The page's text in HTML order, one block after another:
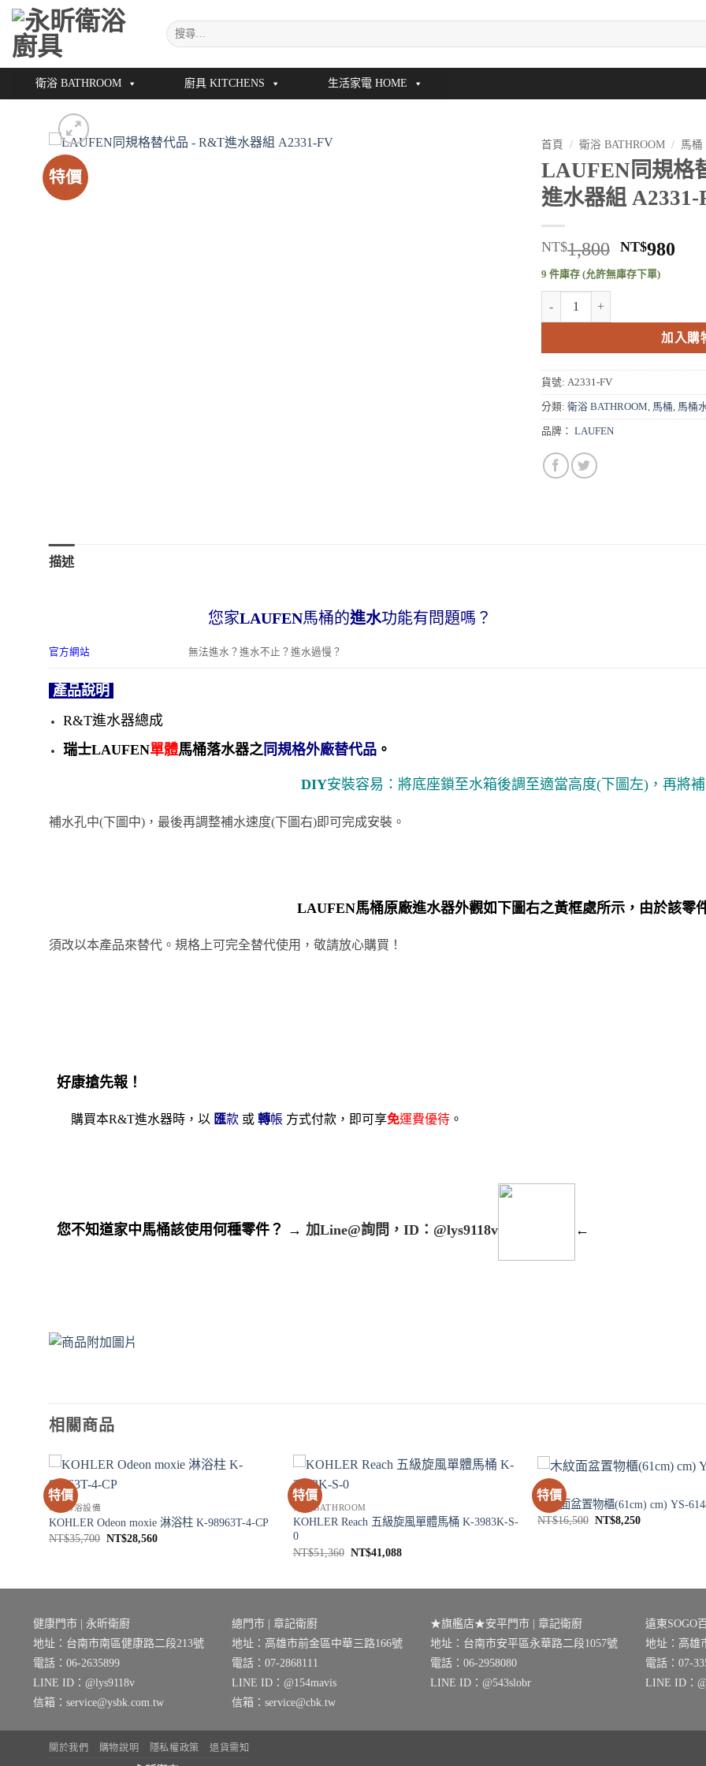
Skip
content
搜
尋
衛浴 BATHROOM 廚具 KITCHENS 生活家電 HOME
特價
首頁 / 衛浴 BATHROOM / 馬桶
LAUFEN同規格
進水器組 A2331-
NT$1,800 原
始
價
NT$1,800
NT$980
9 件庫存 (允許無庫存下單)
加入購
貨號: A2331-FV
分類: 衛浴 BATHROOM 馬桶 馬桶
品牌： LAUFEN
描述
官方網站
您家LAUFEN馬桶的進水功能有問題嗎？
無法進水？進水不止？進水過慢？
產品說明
R&T進水器總成
瑞士LAUFEN單體馬桶落水器之同規格外廠替代品 。
DIY安裝容易：將底座鎖至水箱後調至適當高度(下圖左)，再將
補水孔中(下圖中)，最後再調整補水速度(下圖右)即可完成安裝。
LAUFEN馬桶原廠進水器外觀如下圖右之黃框處所示，由於該零
須改以本產品來替代。規格上可完全替代使用，敬請放心購買！
好康搶先報！
購買本R&T進水器時，以 匯款 或 轉帳 方式付款， 即可享免運費優待 。
您不知道家中馬桶該使用何種零件？ → 加Line@詢問，ID：@lys9118v ←
相關商品
特價
SPA淋浴設備
KOHLER Odeon moxie 淋浴柱 K-98963T-4-CP
NT$35,700 原
NT$28,560目
特價
衛浴 BATHROOM
KOHLER Reach 五級旋風單體馬桶 K-3983K-S-
0
NT$51,360 原
NT$41,088目
特價
浴櫃
木紋面盆置物櫃(61cm) cm) YS-
NT$16,500 原
NT$8,250目
健康門市 | 永昕衛廚
地址：台南市南區健康路二段213號
電話：06-2635899
LINE ID：@lys9118v
信箱：service@ysbk.com.tw
總門市 | 章記衛廚
地址：高雄市前金區中華三路166號
電話：07-2868111
LINE ID：@154mavis
信箱：service@cbk.tw
★旗艦店★安平門市 | 章記衛廚
地址：台南市安平區永華路二段1057號
電話：06-2958080
LINE ID：@543slobr
遠東SOGO
地址：高雄
電話：07-
LINE ID：
關於我們 購物說明 隱私權政策 退貨需知